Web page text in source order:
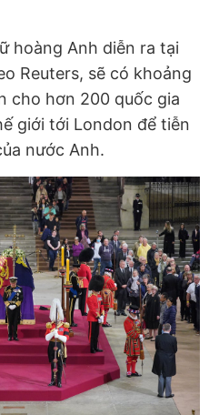
hoàng Anh diễn ra tại
Reuters, sẽ có khoảng
cho hơn 200 quốc gia
giới tới London để tiễn
nước Anh.